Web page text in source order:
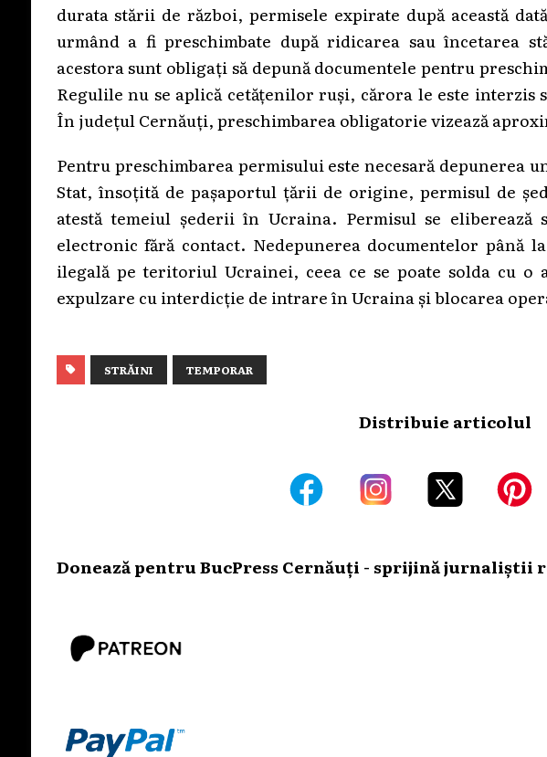
durata stării de război, permisele expirate după această
urmând a fi preschimbate după ridicarea sau încetarea
acestora sunt obligați să depună documentele pentru
Regulile nu se aplică cetățenilor ruși, cărora le este interzis
În județul Cernăuți, preschimbarea obligatorie vizează
Pentru preschimbarea permisului este necesară depunerea
Stat, însoțită de pașaportul țării de origine, permisul de
atestă temeiul șederii în Ucraina. Permisul se
electronic fără contact. Nedepunerea documentelor până
ilegală pe teritoriul Ucrainei, ceea ce se poate solda cu o
expulzare cu interdicție de intrare în Ucraina și blocarea
STRĂINI TEMPORAR
Distribuie articolul
Donează pentru BucPress Cernăuți - sprijină jurnaliștii